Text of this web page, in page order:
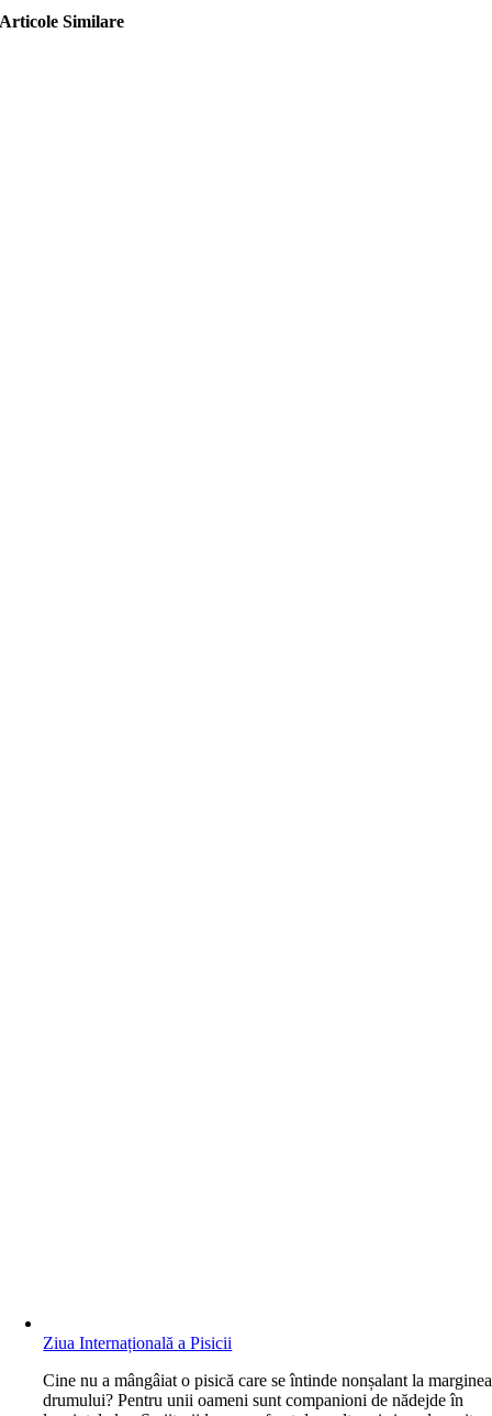
Articole Similare
Ziua Internațională a Pisicii
Cine nu a mângâiat o pisică care se întinde nonșalant la marginea
drumului? Pentru unii oameni sunt companioni de nădejde în